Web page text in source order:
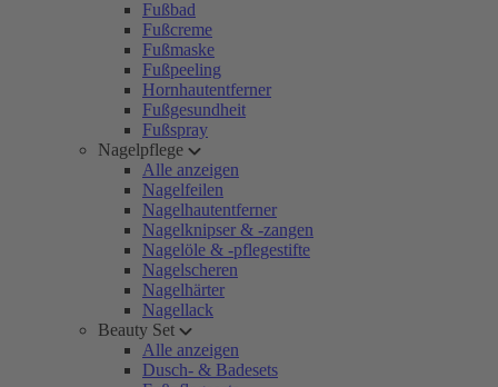
Fußbad
Fußcreme
Fußmaske
Fußpeeling
Hornhautentferner
Fußgesundheit
Fußspray
Nagelpflege
Alle anzeigen
Nagelfeilen
Nagelhautentferner
Nagelknipser & -zangen
Nagelöle & -pflegestifte
Nagelscheren
Nagelhärter
Nagellack
Beauty Set
Alle anzeigen
Dusch- & Badesets